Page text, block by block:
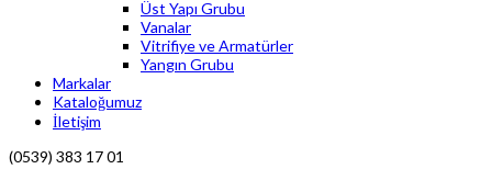
Üst Yapı Grubu
Vanalar
Vitrifiye ve Armatürler
Yangın Grubu
Markalar
Kataloğumuz
İletişim
(0539) 383 17 01